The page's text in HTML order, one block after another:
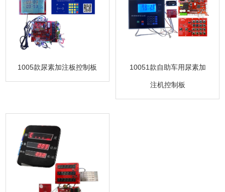
1005款尿素加注板控制板 10051款自助车用尿素加
注机控制板